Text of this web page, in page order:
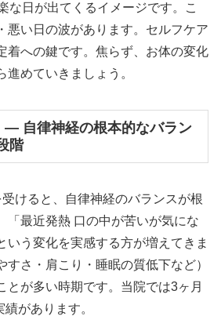
な日が出てくるイメージです。こ
悪い日の波があります。セルフケア
着への鍵です。焦らず、お体の変化
進めていきましょう。
— 自律神経の根本的なバラン
階
けると、自律神経のバランスが根
「最近発熱 口の中が苦いが気にな
いう変化を実感する方が増えてきま
すさ・肩こり・睡眠の質低下など）
とが多い時期です。当院では3ヶ月
があります。